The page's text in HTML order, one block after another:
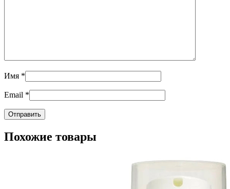
Имя *
Email *
Похожие товары